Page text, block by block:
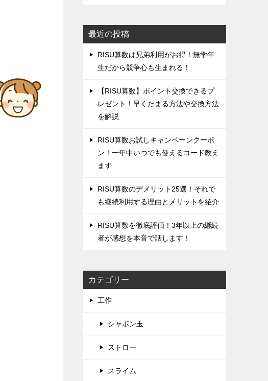
最近の投稿
‌RISU算数は兄弟利用がお得！無学年
生だから競争心も生まれる！
‌【RISU算数】ポイント交換できるプ
レゼント！早くたまる方法や交換方法
を解説
‌RISU算数お試しキャンペーンクーポ
ン！一年中いつでも使えるコード教え
ます
‌RISU算数のデメリット25選！それで
も継続利用する理由とメリットを紹介
RISU算数を徹底評価！‌3年以上の継続
者が感想を本音で話します！
カテゴリー
工作
シャボン玉
ストロー
スライム